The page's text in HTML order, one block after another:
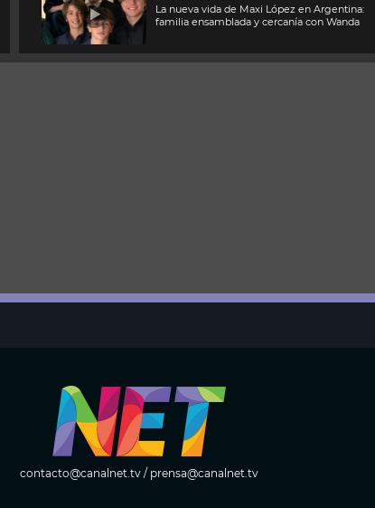
La nueva vida de Maxi López en Argentina:
familia ensamblada y cercanía con Wanda
contacto@canalnet.tv/ prensa@canalnet.tv